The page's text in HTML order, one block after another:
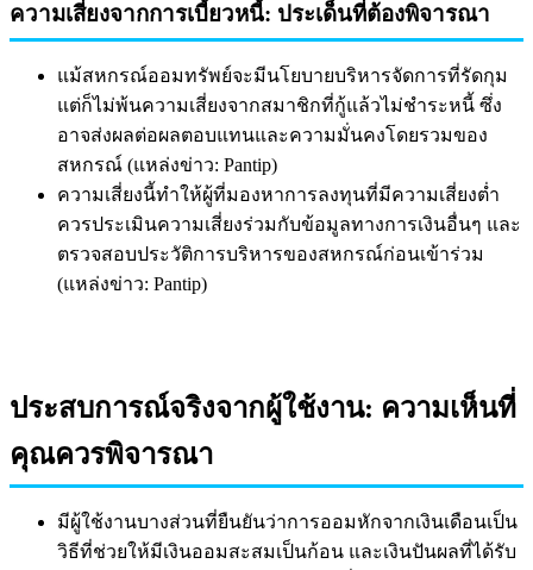
ความเสี่ยงจากการเบี้ยวหนี้: ประเด็นที่ต้องพิจารณา
แม้สหกรณ์ออมทรัพย์จะมีนโยบายบริหารจัดการที่รัดกุม
แต่ก็ไม่พ้นความเสี่ยงจากสมาชิกที่กู้แล้วไม่ชำระหนี้ ซึ่ง
อาจส่งผลต่อผลตอบแทนและความมั่นคงโดยรวมของ
สหกรณ์ (แหล่งข่าว: Pantip)
ความเสี่ยงนี้ทำให้ผู้ที่มองหาการลงทุนที่มีความเสี่ยงต่ำ
ควรประเมินความเสี่ยงร่วมกับข้อมูลทางการเงินอื่นๆ และ
ตรวจสอบประวัติการบริหารของสหกรณ์ก่อนเข้าร่วม
(แหล่งข่าว: Pantip)
ประสบการณ์จริงจากผู้ใช้งาน: ความเห็นที่
คุณควรพิจารณา
มีผู้ใช้งานบางส่วนที่ยืนยันว่าการออมหักจากเงินเดือนเป็น
วิธีที่ช่วยให้มีเงินออมสะสมเป็นก้อน และเงินปันผลที่ได้รับ